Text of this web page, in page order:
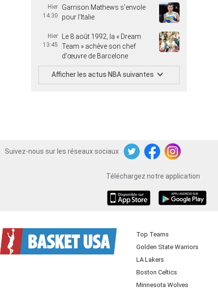
Hier
14:30
Garrison Mathews s’envole
pour l’Italie
Hier
13:45
Le 8 août 1992, la « Dream
Team » achève son chef
d’œuvre de Barcelone
Afficher les actus NBA suivantes
Suivez-nous sur les réseaux sociaux
TwitterFacebookInstagram
Téléchargez notre application
Top Teams
Golden State Warriors
LA Lakers
Boston Celtics
Minnesota Wolves